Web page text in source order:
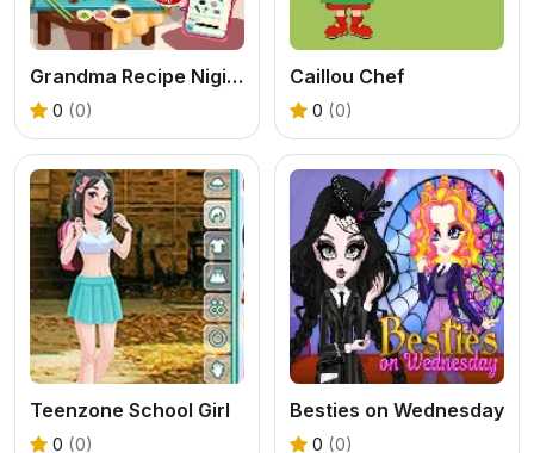
Grandma Recipe Nigiri Sushi
0 (0)
Caillou Chef
0 (0)
Teenzone School Girl
0 (0)
Besties on Wednesday
0 (0)